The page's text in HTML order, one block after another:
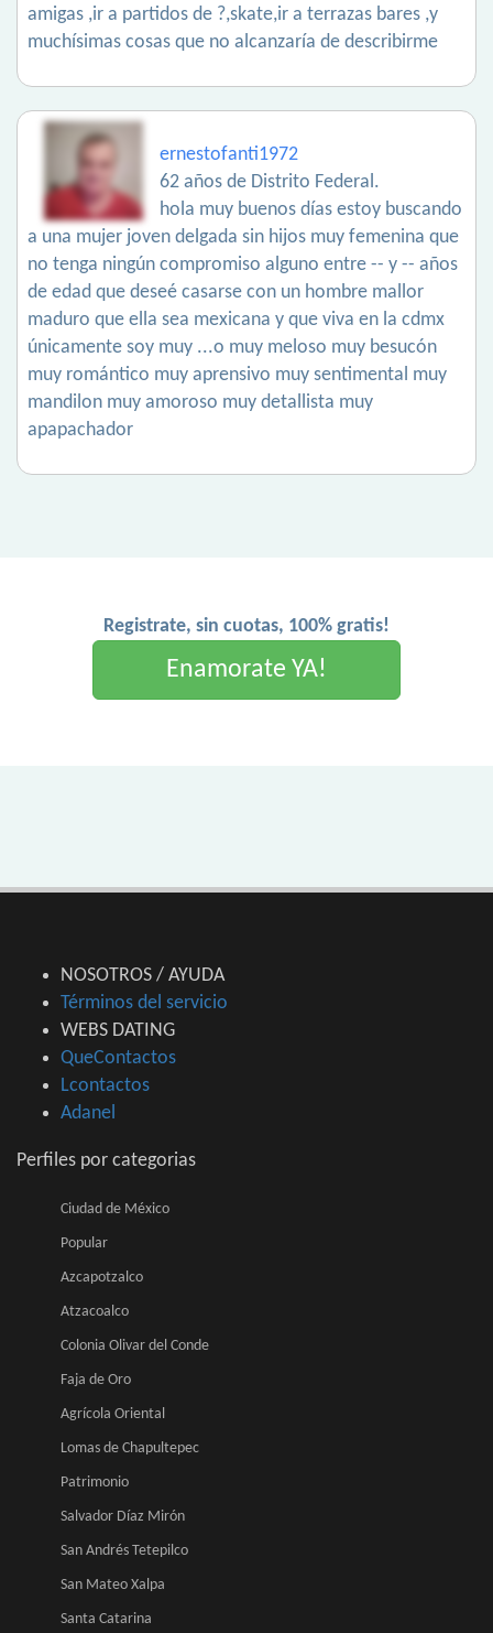
amigas ,ir a partidos de ?,skate,ir a terrazas bares ,y
muchísimas cosas que no alcanzaría de describirme
ernestofanti1972
62 años de Distrito Federal.
hola muy buenos días estoy buscando
a una mujer joven delgada sin hijos muy femenina que
no tenga ningún compromiso alguno entre -- y -- años
de edad que deseé casarse con un hombre mallor
maduro que ella sea mexicana y que viva en la cdmx
únicamente soy muy ...o muy meloso muy besucón
muy romántico muy aprensivo muy sentimental muy
mandilon muy amoroso muy detallista muy
apapachador
Registrate, sin cuotas, 100% gratis!
Enamorate YA!
NOSOTROS / AYUDA
Términos del servicio
WEBS DATING
QueContactos
Lcontactos
Adanel
Perfiles por categorias
Ciudad de México
Popular
Azcapotzalco
Atzacoalco
Colonia Olivar del Conde
Faja de Oro
Agrícola Oriental
Lomas de Chapultepec
Patrimonio
Salvador Díaz Mirón
San Andrés Tetepilco
San Mateo Xalpa
Santa Catarina